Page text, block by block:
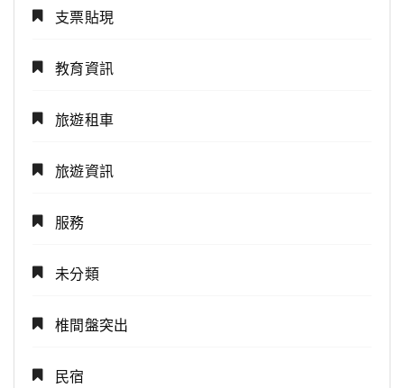
支票貼現
教育資訊
旅遊租車
旅遊資訊
服務
未分類
椎間盤突出
民宿